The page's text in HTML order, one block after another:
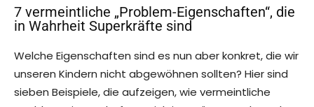
7 vermeintliche „Problem-Eigenschaften“, die
in Wahrheit Superkräfte sind
Welche Eigenschaften sind es nun aber konkret, die wir
unseren Kindern nicht abgewöhnen sollten? Hier sind
sieben Beispiele, die aufzeigen, wie vermeintliche